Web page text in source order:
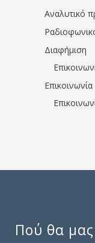
Αναλυτικό
Διαφήμιση
Επικοινωνία
Πού θα μας